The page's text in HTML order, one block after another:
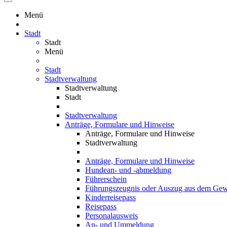
Menü
Stadt
Stadt
Menü
Stadt
Stadtverwaltung
Stadtverwaltung
Stadt
Stadtverwaltung
Anträge, Formulare und Hinweise
Anträge, Formulare und Hinweise
Stadtverwaltung
Anträge, Formulare und Hinweise
Hundean- und -abmeldung
Führerschein
Führungszeugnis oder Auszug aus dem
Kinderreisepass
Reisepass
Personalausweis
An- und Ummeldung